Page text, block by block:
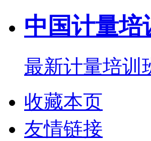
中国计量培
最新计量培训
收藏本页
友情链接